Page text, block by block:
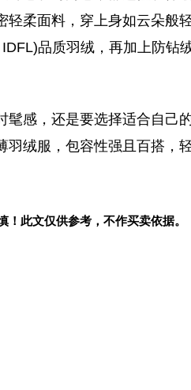
轻柔面料，穿上身如云朵般
品质羽绒，再加上防钻
髦感，还是要选择适合自己
羽绒服，包容性强且百搭，
此文仅供参考，不作买卖依据。